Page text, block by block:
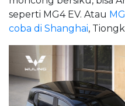
seperti MG4 EV. Atau
coba di Shanghai,